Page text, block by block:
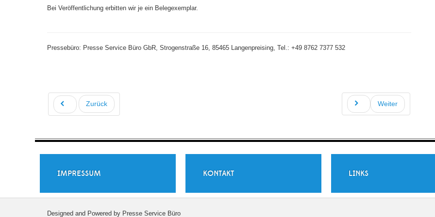
Bei Veröffentlichung erbitten wir je ein Belegexemplar.
Pressebüro: Presse Service Büro GbR, Strogenstraße 16, 85465 Langenpreising, Tel.: +49 8762 7377 532
Zurück Weiter
IMPRESSUM KONTAKT LINKS
Designed and Powered by Presse Service Büro